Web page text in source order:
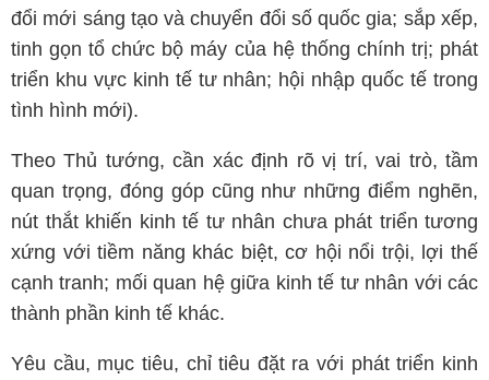
đổi mới sáng tạo và chuyển đổi số quốc gia; sắp xếp,
tinh gọn tổ chức bộ máy của hệ thống chính trị; phát
triển khu vực kinh tế tư nhân; hội nhập quốc tế trong
tình hình mới).
Theo Thủ tướng, cần xác định rõ vị trí, vai trò, tầm
quan trọng, đóng góp cũng như những điểm nghẽn,
nút thắt khiến kinh tế tư nhân chưa phát triển tương
xứng với tiềm năng khác biệt, cơ hội nổi trội, lợi thế
cạnh tranh; mối quan hệ giữa kinh tế tư nhân với các
thành phần kinh tế khác.
Yêu cầu, mục tiêu, chỉ tiêu đặt ra với phát triển kinh